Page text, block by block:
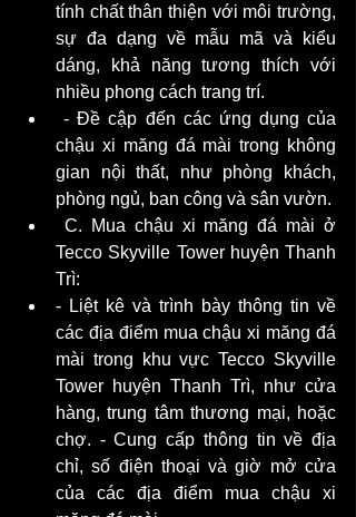
tính chất thân thiện với môi trường,
sự đa dạng về mẫu mã và kiểu
dáng, khả năng tương thích với
nhiều phong cách trang trí.
- Đề cập đến các ứng dụng của
chậu xi măng đá mài trong không
gian nội thất, như phòng khách,
phòng ngủ, ban công và sân vườn.
Tecco Skyville Tower huyện Thanh
Trì:
- Liệt kê và trình bày thông tin về
các địa điểm mua chậu xi măng đá
mài trong khu vực Tecco Skyville
Tower huyện Thanh Trì, như cửa
hàng, trung tâm thương mại, hoặc
chợ. - Cung cấp thông tin về địa
chỉ, số điện thoại và giờ mở cửa
của các địa điểm mua chậu xi